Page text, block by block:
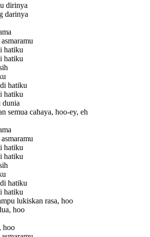
dirinya
darinya
hatiku
hatiku
hatiku
hatiku
dunia
semua cahaya, hoo-ey, eh
hatiku
hatiku
hatiku
hatiku
lukiskan rasa, hoo
hoo
hoo